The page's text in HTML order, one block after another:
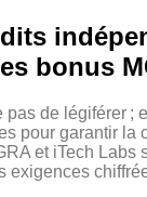
bonus
pas de légiférer ;
pour garantir la
et iTech Labs
exigences